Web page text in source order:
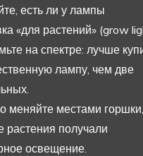
есть ли у лампы
«для растений» (grow
на спектре: лучше
лампу, чем две
меняйте местами горшки,
растения получали
освещение.